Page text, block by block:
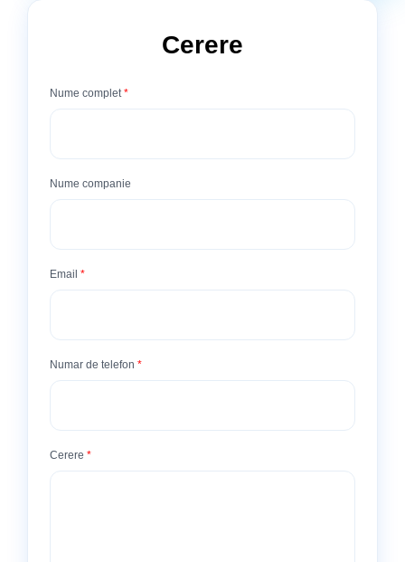
Cerere
Nume complet*
Nume companie
Email *
Numar de telefon *
Cerere *